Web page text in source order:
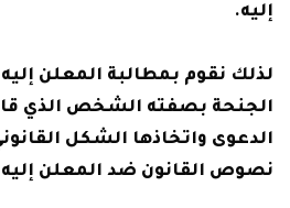
إليه.
لذلك نقوم بمطالبة المعلن
الجنحة بصفته الشخص الذي
الدعوى واتخاذها الشكل
نصوص القانون ضد المعلن